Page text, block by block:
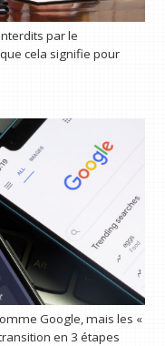
par le
cela signifie pour
Google, mais les «
en 3 étapes